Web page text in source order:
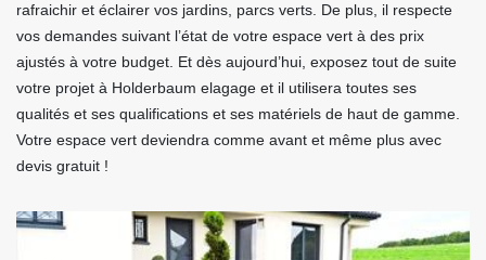
rafraichir et éclairer vos jardins, parcs verts. De plus, il respecte
vos demandes suivant l’état de votre espace vert à des prix
ajustés à votre budget. Et dès aujourd’hui, exposez tout de suite
votre projet à Holderbaum elagage et il utilisera toutes ses
qualités et ses qualifications et ses matériels de haut de gamme.
Votre espace vert deviendra comme avant et même plus avec
devis gratuit !